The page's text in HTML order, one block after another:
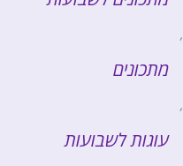
,
מתכונים
,
עוגות לשבועות